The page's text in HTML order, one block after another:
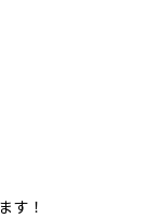
す！